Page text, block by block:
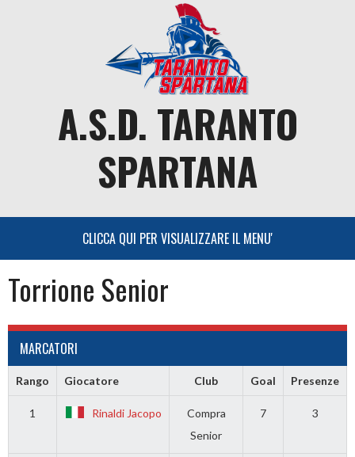
A.S.D. TARANTO
SPARTANA
Torrione Senior
MARCATORI
Rango Giocatore Club Goal Presenze
1 Rinaldi Jacopo
Compra
Senior
7 3